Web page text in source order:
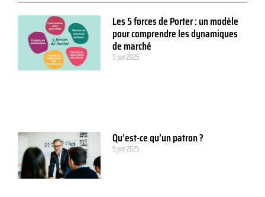
Les 5 forces de Porter : un modèle
pour comprendre les dynamiques
de marché
9 juin 2025
Qu’est-ce qu’un patron ?
9 juin 2025